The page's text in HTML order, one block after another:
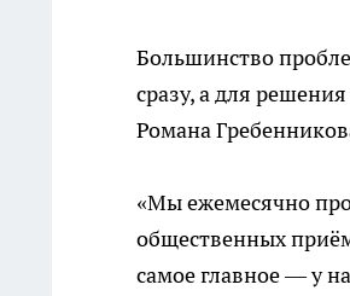
Большинство
сразу, а для
Романа
«Мы ежемесячно
общественных
самое главное — у